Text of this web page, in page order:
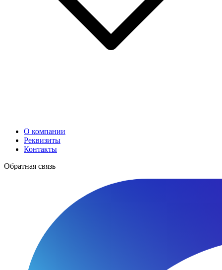
О компании
Реквизиты
Контакты
Обратная связь